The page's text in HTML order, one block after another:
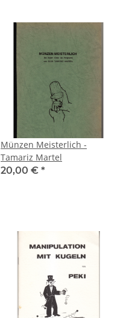
Münzen Meisterlich -
Tamariz Martel
20,00 € *